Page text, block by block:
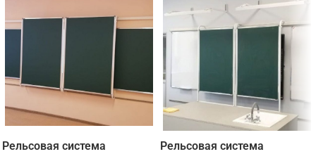
Рельсовая система
Рельсовая система